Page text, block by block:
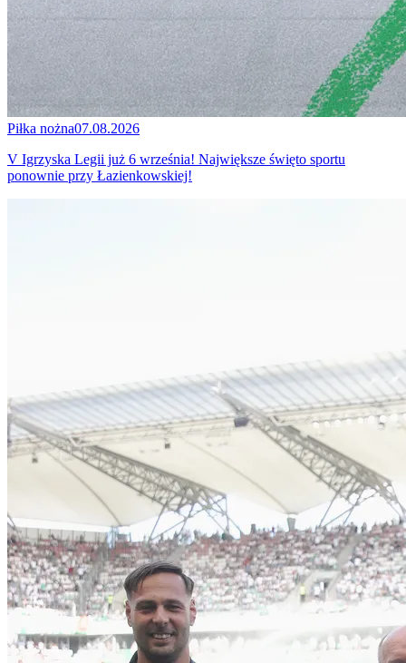
Piłka nożna07.08.2026
V Igrzyska Legii już 6 września! Największe święto sportu
ponownie przy Łazienkowskiej!